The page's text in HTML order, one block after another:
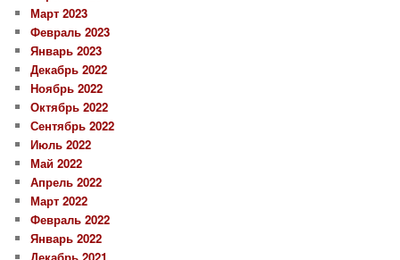
Март 2023
Февраль 2023
Январь 2023
Декабрь 2022
Ноябрь 2022
Октябрь 2022
Сентябрь 2022
Июль 2022
Май 2022
Апрель 2022
Март 2022
Февраль 2022
Январь 2022